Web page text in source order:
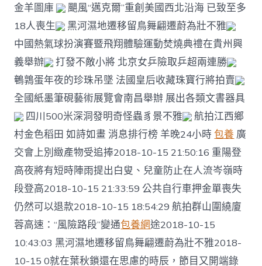
金羊圖庫
颶風“邁克爾”重創美國西北沿海 已致至多
18人喪生
黑河濕地遷移留鳥舞翩遷蔚為壯不雅
中國熱氣球扮演賽暨飛翔體驗運動焚燒典禮在貴州興
義舉辦
打發不敵小將 北京女乒險取乒超兩連勝
鵪鶉蛋年夜的珍珠吊墜 法國皇后收藏珠寶行將拍賣
全國紙墨筆硯藝術展覽會南昌舉辦 展出各類文書器具
四川500米深洞發明奇怪蟲豸景不雅
航拍江西鄉
村金色稻田 如詩如畫 消息排行榜 羊晚24小時包養 廣
交會上別緻產物受追捧2018-10-15 21:50:16 重陽登
高夜將有短時陣雨提出白叟、兒童防止在人流岑嶺時
段登高2018-10-15 21:33:59 公共自行車押金單喪失
仍然可以退款2018-10-15 18:54:29 航拍群山圍繞廈
蓉高速：“風險路段”變通包養網途2018-10-15
10:43:03 黑河濕地遷移留鳥舞翩遷蔚為壯不雅2018-
10-15 0就在葉秋鎖還在思慮的時辰，節目又開端錄